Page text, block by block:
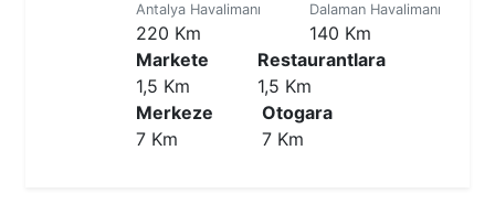
Antalya Havalimanı
220 Km
Dalaman Havalimanı
140 Km
Markete
1,5 Km
Restaurantlara
1,5 Km
Merkeze
7 Km
Otogara
7 Km